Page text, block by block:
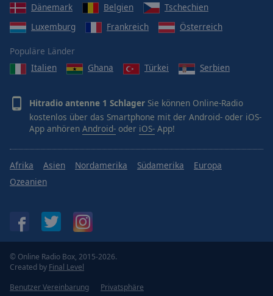
Dänemark
Belgien
Tschechien
Luxemburg
Frankreich Österreich
Populäre Länder
Italien
Ghana Türkei Serbien
Hitradio antenne 1 Schlager Sie können Online-Radio
kostenlos über das Smartphone mit der Android- oder iOS-
App anhören Android- oder iOS- App!
Afrika Asien Nordamerika Südamerika
Europa
Ozeanien
© Online Radio Box, 2015-2026.
Created by Final Level
Benutzer Vereinbarung
Privatsphäre